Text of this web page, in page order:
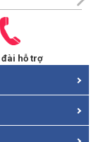
đài hỗ trợ